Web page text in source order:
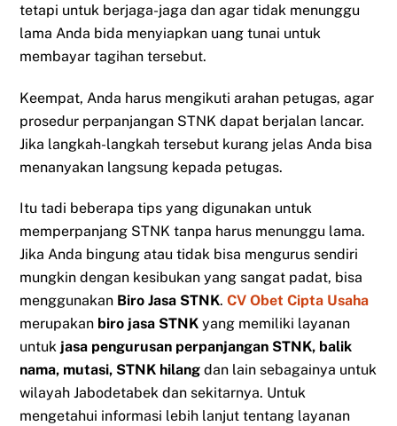
tetapi untuk berjaga-jaga dan agar tidak menunggu
lama Anda bida menyiapkan uang tunai untuk
membayar tagihan tersebut.
Keempat, Anda harus mengikuti arahan petugas, agar
prosedur perpanjangan STNK dapat berjalan lancar.
Jika langkah-langkah tersebut kurang jelas Anda bisa
menanyakan langsung kepada petugas.
Itu tadi beberapa tips yang digunakan untuk
memperpanjang STNK tanpa harus menunggu lama.
Jika Anda bingung atau tidak bisa mengurus sendiri
mungkin dengan kesibukan yang sangat padat, bisa
menggunakan Biro Jasa STNK.CV Obet Cipta Usaha
merupakan biro jasa STNK yang memiliki layanan
untuk jasa pengurusan perpanjangan STNK, balik
nama, mutasi, STNK hilangdan lain sebagainya untuk
wilayah Jabodetabek dan sekitarnya. Untuk
mengetahui informasi lebih lanjut tentang layanan